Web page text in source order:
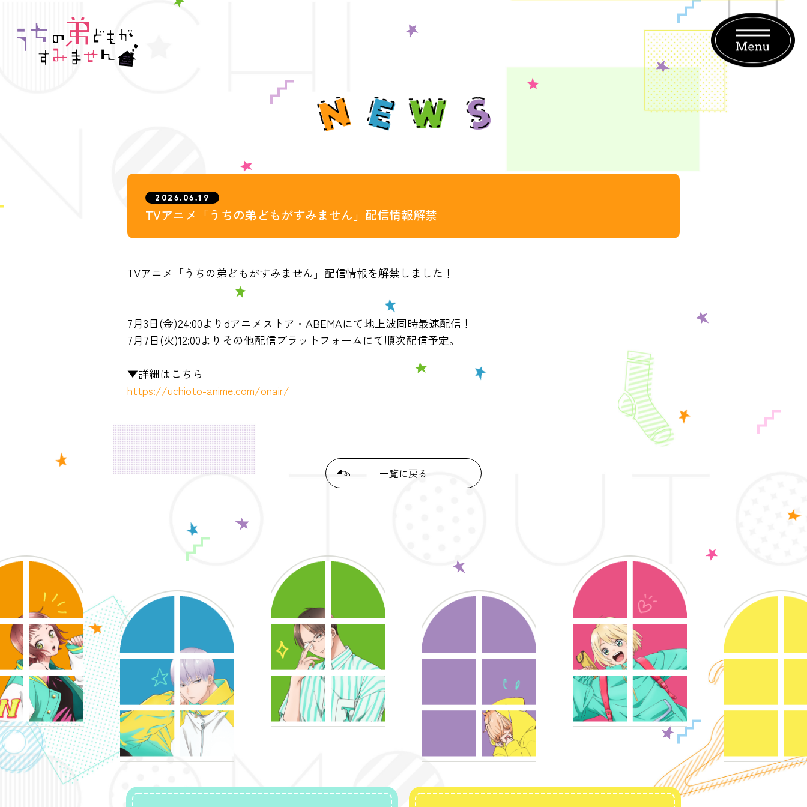
2026.06.19
TVアニメ「うちの弟どもがすみません」配信情報解禁
TVアニメ「うちの弟どもがすみません」配信情報を解禁しました！
7月3日(金)24:00よりdアニメストア・ABEMAにて地上波同時最速配信！
7月7日(火)12:00よりその他配信プラットフォームにて順次配信予定。
▼詳細はこちら
https://uchioto-anime.com/onair/
一覧に戻る